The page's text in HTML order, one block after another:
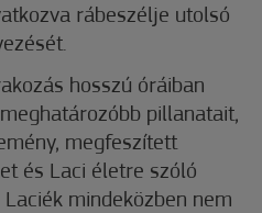
rábeszélje utolsó
hosszú óráiban
pillanatait,
megfeszített
és Laci életre szóló
mindeközben nem